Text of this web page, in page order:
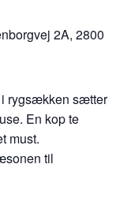
2A, 2800
i rygsækken sætter
En kop te
must.
til